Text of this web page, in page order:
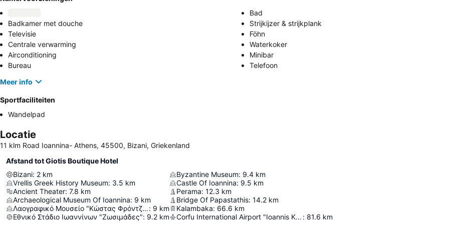
Bad
Badkamer met douche
Strijkijzer & strijkplank
Televisie
Föhn
Centrale verwarming
Waterkoker
Airconditioning
Minibar
Bureau
Telefoon
Meer info
Sportfaciliteiten
Wandelpad
Locatie
11 klm Road Ioannina- Athens, 45500, Bizani, Griekenland
Afstand tot Giotis Boutique Hotel
Bizani: 2 km
Vrellis Greek History Museum: 3.5 km
Ancient Theater: 7.8 km
Archaeological Museum Of Ioannina: 9 km
Λαογραφικό Μουσείο "Κώστας Φρόντζος": 9 km
Εθνικό Στάδιο Ιωαννίνων "Ζωσιμάδες": 9.2 km
Byzantine Museum: 9.4 km
Castle Of Ioannina: 9.5 km
Perama: 12.3 km
Bridge Of Papastathis: 14.2 km
Kalambaka: 66.6 km
Corfu International Airport "Ioannis Kapodistrias" : 81.6 km